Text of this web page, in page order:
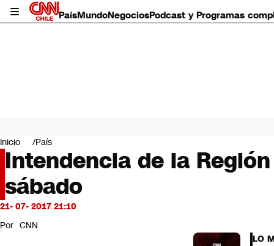
PaísMundoNegociosPodcast y Programas
Mundo
Negocios
Deportes
Programas completos
Cultura
Servicios
Bits
CNN Data
Inicio País
Intendencia de la
sábado
21- 07- 2017 21:10
Por CNN
LO